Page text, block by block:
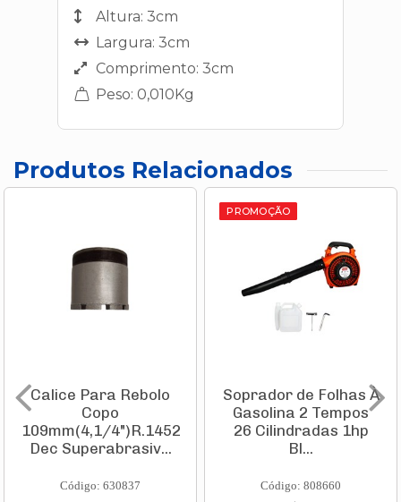
Altura: 3cm
Largura: 3cm
Comprimento: 3cm
Peso: 0,010Kg
Produtos Relacionados
Calice Para Rebolo
Copo
109mm(4,1/4")R.1452
Dec Superabrasiv...
Código: 630837
PROMOÇÃO
Soprador de Folhas À
Gasolina 2 Tempos
26 Cilindradas 1hp
Bl...
Código: 808660